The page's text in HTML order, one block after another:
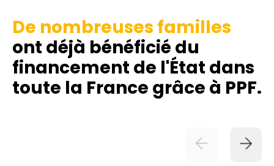
De nombreuses familles
ont déjà bénéficié du
financement de l'État dans
toute la France grâce à PPF.